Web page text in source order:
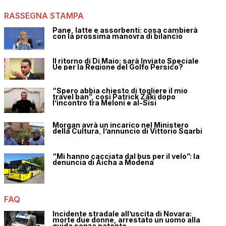
RASSEGNA STAMPA
Pane, latte e assorbenti: cosa cambierà
con la prossima manovra di bilancio
Il ritorno di Di Maio: sarà Inviato Speciale
Ue per la Regione del Golfo Persico?
“Spero abbia chiesto di togliere il mio
travel ban”, così Patrick Zaki dopo
l’incontro tra Meloni e al-Sisi
Morgan avrà un incarico nel Ministero
della Cultura, l’annuncio di Vittorio Sgarbi
“Mi hanno cacciata dal bus per il velo”: la
denuncia di Aicha a Modena
FAQ
Incidente stradale all’uscita di Novara:
morte due donne, arrestato un uomo alla